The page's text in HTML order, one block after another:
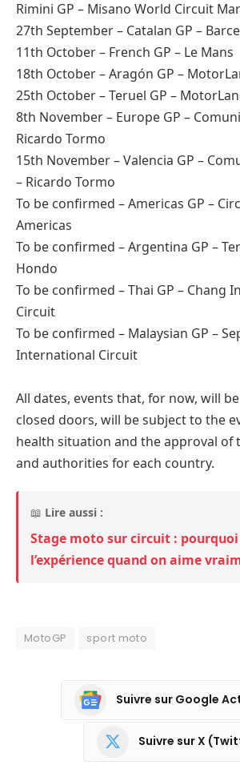
Rimini GP – Misano World Circuit
27th September – Catalan GP –
11th October – French GP – Le Mans
18th October – Aragón GP –
25th October – Teruel GP –
8th November – Europe GP –
Ricardo Tormo
15th November – Valencia GP –
– Ricardo Tormo
To be confirmed – Americas GP –
Americas
To be confirmed – Argentina GP –
Hondo
To be confirmed – Thai GP – Chang
Circuit
To be confirmed – Malaysian GP –
International Circuit
All dates, events that, for now, will
closed doors, will be subject to the
health situation and the approval of
and authorities for each country.
📖 Lire aussi :
Stage moto sur circuit :
l’expérience quand on aime
MotoGP sport moto
Suivre sur Google
Suivre sur X